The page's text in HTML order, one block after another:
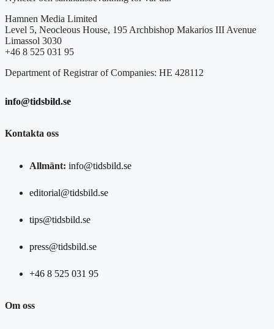
Hamnen Media Limited
Level 5, Neocleous House, 195 Archbishop Makarios III Avenue
Limassol 3030
+46 8 525 031 95
Department of Registrar of Companies: HE 428112
info@tidsbild.se
Kontakta oss
Allmänt: info@tidsbild.se
editorial@tidsbild.se
tips@tidsbild.se
press@tidsbild.se
+46 8 525 031 95
Om oss